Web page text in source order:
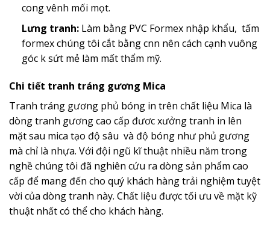
cong vênh mối mọt.
Lưng tranh:Làm bằng PVC Formex nhập khẩu, tấm
formex chúng tôi cắt bằng cnn nên cách cạnh vuông
góc k sứt mẻ làm mất thẩm mỹ.
Chi tiết tranh tráng gương Mica
Tranh tráng gương phủ bóng in trên chất liệu Mica là
dòng tranh gương cao cấp đươc xưởng tranh in lên
mặt sau mica tạo độ sâu và độ bóng như phủ gương
mà chỉ là nhựa. Với đội ngũ kĩ thuật nhiều năm trong
nghề chúng tôi đã nghiên cứu ra dòng sản phẩm cao
cấp để mang đến cho quý khách hàng trải nghiệm tuyệt
vời của dòng tranh này. Chất liệu được tối ưu về mặt kỹ
thuật nhất có thể cho khách hàng.